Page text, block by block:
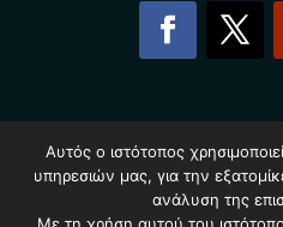
Επιχειρήσεων Ελλάδας –
Όροι & Προυποθέσεις–
Αυτός ο ιστότοπος
υπηρεσιών μας, για την
ανάλυση της